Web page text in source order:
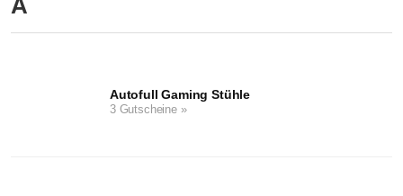
Autofull Gaming Stühle
3 Gutscheine »